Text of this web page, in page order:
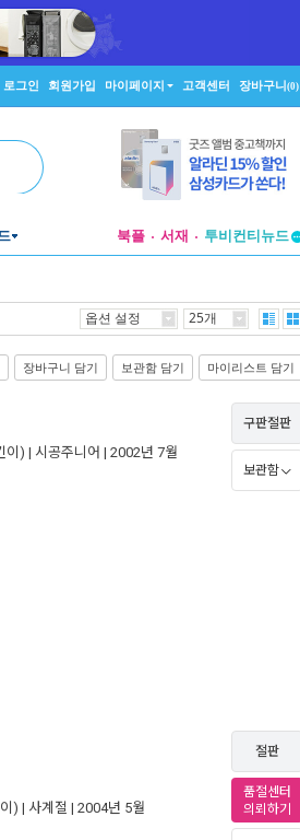
로그인 회원가입 마이페이지 고객센터 장바구니(0)
북플 서재
투비컨티뉴드
옵션 설정 25개
장바구니 담기 보관함 담기 마이리스트 담기
이) | 시공주니어 | 2002년 7월
구판절판
보관함
) | 사계절 | 2004년 5월
절판
품절센터
의뢰하기